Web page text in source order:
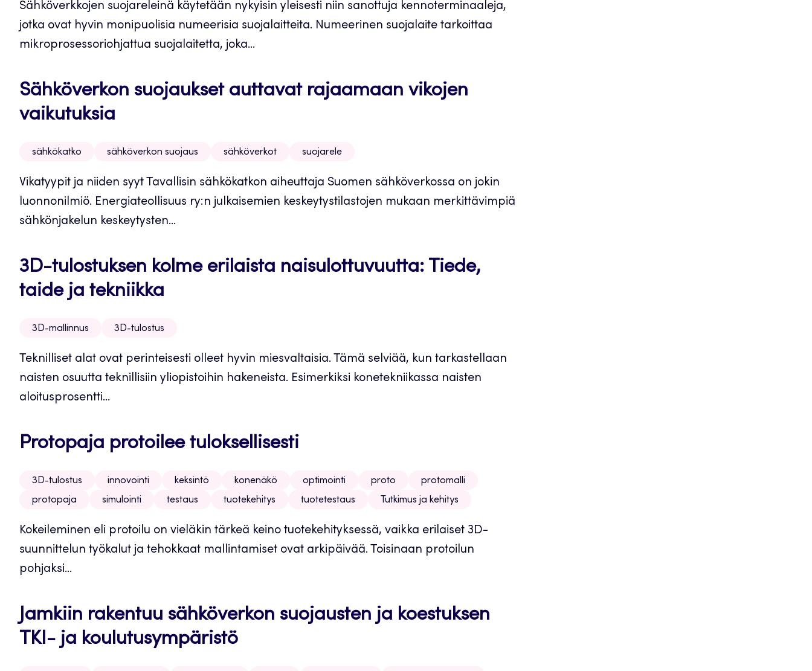
Sähköverkkojen suojareleinä käytetään nykyisin yleisesti niin sanottuja kennoterminaaleja,
jotka ovat hyvin monipuolisia numeerisia suojalaitteita. Numeerinen suojalaite tarkoittaa
mikroprosessoriohjattua suojalaitetta, joka...
Sähköverkon suojaukset auttavat rajaamaan vikojen
vaikutuksia
sähkökatko sähköverkon suojaus sähköverkot suojarele
Vikatyypit ja niiden syyt Tavallisin sähkökatkon aiheuttaja Suomen sähköverkossa on jokin
luonnonilmiö. Energiateollisuus ry:n julkaisemien keskeytystilastojen mukaan merkittävimpiä
sähkönjakelun keskeytysten...
3D-tulostuksen kolme erilaista naisulottuvuutta: Tiede,
taide ja tekniikka
3D-mallinnus 3D-tulostus
Teknilliset alat ovat perinteisesti olleet hyvin miesvaltaisia. Tämä selviää, kun tarkastellaan
naisten osuutta teknillisiin yliopistoihin hakeneista. Esimerkiksi konetekniikassa naisten
aloitusprosentti...
Protopaja protoilee tuloksellisesti
3D-tulostus innovointi keksintö konenäkö optimointi proto
protomalli
protopaja
simulointi testaus tuotekehitys tuotetestaus Tutkimus ja kehitys
Kokeileminen eli protoilu on vieläkin tärkeä keino tuotekehityksessä, vaikka erilaiset 3D-
suunnittelun työkalut ja tehokkaat mallintamiset ovat arkipäivää. Toisinaan protoilun
pohjaksi...
Jamkiin rakentuu sähköverkon suojausten ja koestuksen
TKI- ja koulutusympäristö